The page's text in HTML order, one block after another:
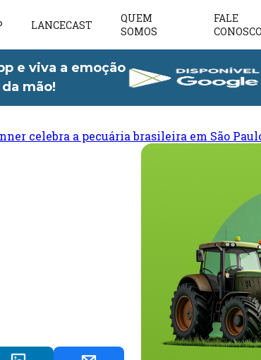
LANCECAST
QUEM
SOMOS
FALE
CONOSCO
e viva a emoção
mão!
celebra a pecuária brasileira em São